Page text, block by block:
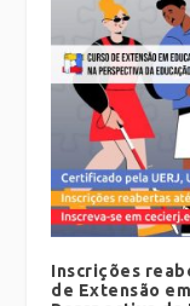
Inscrições
de Extensão